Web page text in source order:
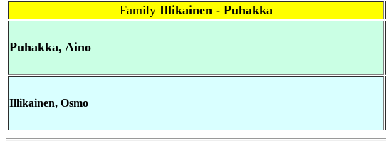
Family Illikainen - Puhakka
Puhakka, Aino
Illikainen, Osmo